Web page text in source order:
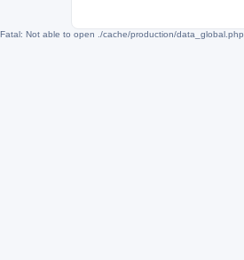
Fatal: Not able to open ./cache/production/data_global.php